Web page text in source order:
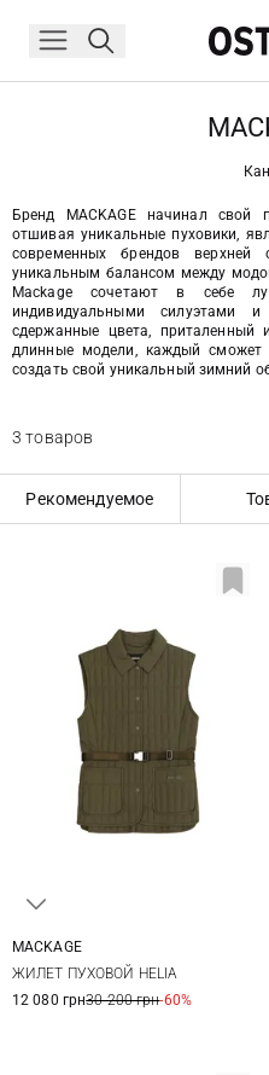
Бренд MACKAGE начинал свой
отшивая уникальные пуховики,
современных брендов
уникальным балансом между
Mackage сочетают в себе
индивидуальными силуэтами
сдержанные цвета, приталенный
длинные модели, каждый
создать свой уникальный зимний
3 товаров
Рекомендуемое
MACKAGE
ЖИЛЕТ ПУХОВОЙ HELIA
12 080 грн30 200 грн-60%